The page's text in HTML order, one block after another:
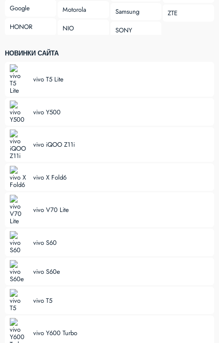
Google
HONOR
Motorola
NIO
Samsung
SONY
ZTE
НОВИНКИ САЙТА
vivo T5 Lite
vivo Y500
vivo iQOO Z11i
vivo X Fold6
vivo V70 Lite
vivo S60
vivo S60e
vivo T5
vivo Y600 Turbo